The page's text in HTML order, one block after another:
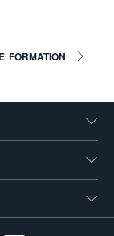
FORMATION